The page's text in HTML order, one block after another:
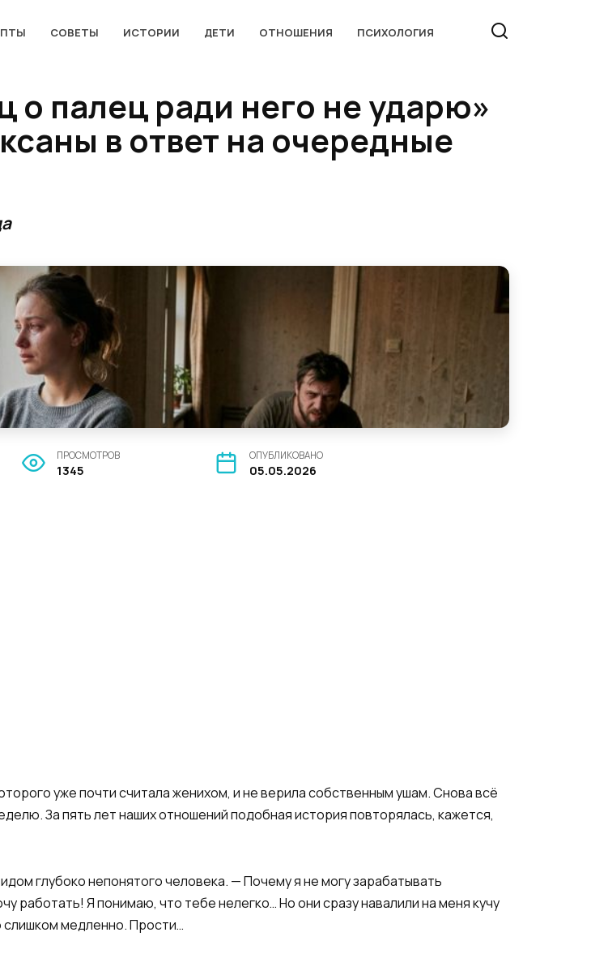
СОВЕТЫ ИСТОРИИ ДЕТИ ОТНОШЕНИЯ ПСИХОЛОГИЯ
о палец ради него не ударю»
в ответ на очередные
ПРОСМОТРОВ
1345
ОПУБЛИКОВАНО
05.05.2026
уже почти считала женихом, и не верила собственным ушам. Снова всё
За пять лет наших отношений подобная история повторялась, кажется,
глубоко непонятого человека. — Почему я не могу зарабатывать
работать! Я понимаю, что тебе нелегко… Но они сразу навалили на меня кучу
слишком медленно. Прости…